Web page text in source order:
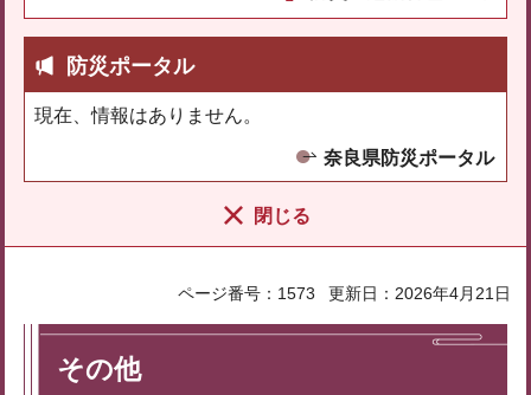
防災ポータル
現在、情報はありません。
奈良県防災ポータル
閉じる
ページ番号：1573 更新日：2026年4月21日
その他